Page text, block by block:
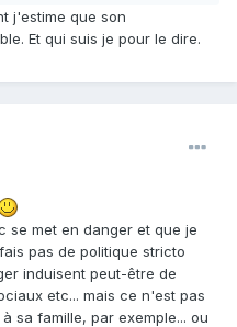
j'estime que son
Et qui suis je pour le dire.
se met en danger et que je
pas de politique stricto
induisent peut-être de
etc... mais ce n'est pas
sa famille, par exemple... ou